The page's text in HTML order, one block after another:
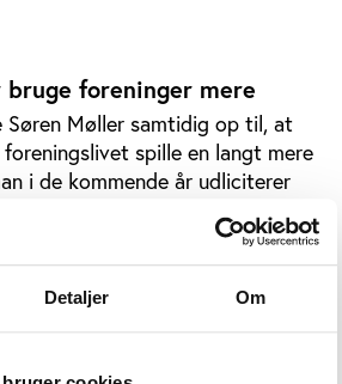
Detaljer Om
bruge foreninger mere
Søren Møller samtidig op til, at
spille en langt mere
i de kommende år udliciterer
på f.eks. pasnings- eller
om forholdet mellem offentlig
service. I den forbindelse har
af borgerne selv i kraft af